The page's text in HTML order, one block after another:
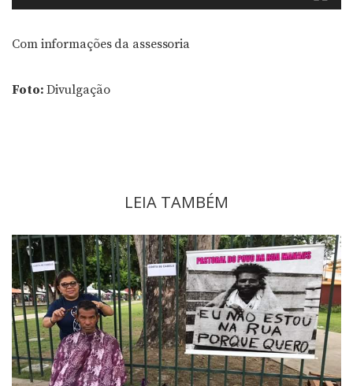
Com informações da assessoria
Foto: Divulgação
LEIA TAMBÉM